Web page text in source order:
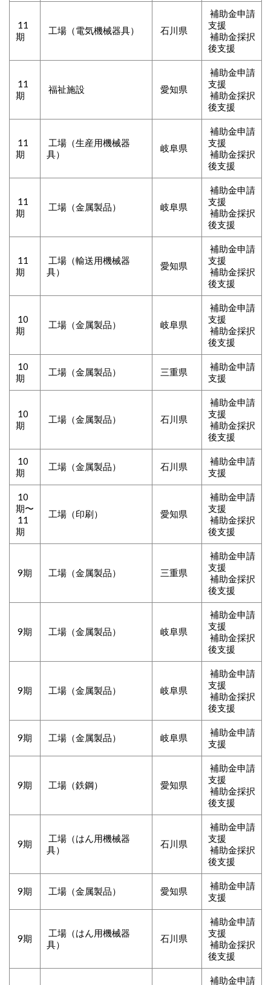
11
期
工場（電気機械器具） 石川県
補助金申請
支援
補助金採択
後支援
11
期
福祉施設 愛知県
補助金申請
支援
補助金採択
後支援
11
期
工場（生産用機械器
具）
岐阜県
補助金申請
支援
補助金採択
後支援
11
期
工場（金属製品） 岐阜県
補助金申請
支援
補助金採択
後支援
11
期
工場（輸送用機械器
具）
愛知県
補助金申請
支援
補助金採択
後支援
10
期
工場（金属製品） 岐阜県
補助金申請
支援
補助金採択
後支援
10
期
工場（金属製品） 三重県
補助金申請
支援
10
期
工場（金属製品） 石川県
補助金申請
支援
補助金採択
後支援
10
期
工場（金属製品） 石川県
補助金申請
支援
10
期〜
11
期
工場（印刷） 愛知県
補助金申請
支援
補助金採択
後支援
9期 工場（金属製品） 三重県
補助金申請
支援
補助金採択
後支援
9期 工場（金属製品） 岐阜県
補助金申請
支援
補助金採択
後支援
9期 工場（金属製品） 岐阜県
補助金申請
支援
補助金採択
後支援
9期 工場（金属製品） 岐阜県
補助金申請
支援
9期 工場（鉄鋼） 愛知県
補助金申請
支援
補助金採択
後支援
9期
工場（はん用機械器
具）
石川県
補助金申請
支援
補助金採択
後支援
9期 工場（金属製品） 愛知県
補助金申請
支援
9期
工場（はん用機械器
具）
石川県
補助金申請
支援
補助金採択
後支援
補助金申請